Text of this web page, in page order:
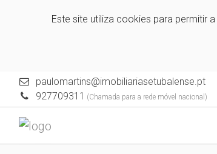
Este site utiliza cookies para permitir
paulomartins@imobiliariasetubalense.pt
927709311 (Chamada para a rede móvel nacional)